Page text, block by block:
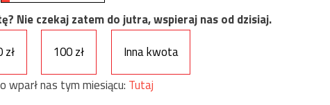
Nie czekaj zatem do jutra, wspieraj nas od dzisiaj.
zł 100 zł
Inna kwota
wparł nas tym miesiącu: Tutaj